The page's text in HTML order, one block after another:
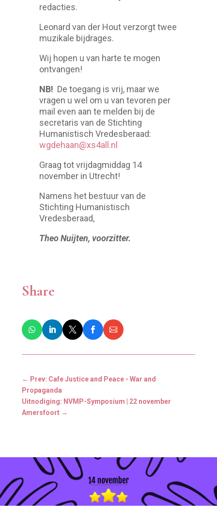
redacties.
Leonard van der Hout verzorgt twee
muzikale bijdrages.
Wij hopen u van harte te mogen
ontvangen!
NB! De toegang is vrij, maar we
vragen u wel om u van tevoren per
mail even aan te melden bij de
secretaris van de Stichting
Humanistisch Vredesberaad:
wgdehaan@xs4all.nl
Graag tot vrijdagmiddag 14
november in Utrecht!
Namens het bestuur van de
Stichting Humanistisch
Vredesberaad,
Theo Nuijten, voorzitter.
Share
← Prev: Cafe Justice and Peace - War and
Propaganda
Uitnodiging: NVMP-Symposium | 22 november
Amersfoort→